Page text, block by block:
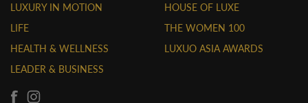
LUXURY IN MOTION
LIFE
HEALTH & WELLNESS
LEADER & BUSINESS
HOUSE OF LUXE
THE WOMEN 100
LUXUO ASIA AWARDS